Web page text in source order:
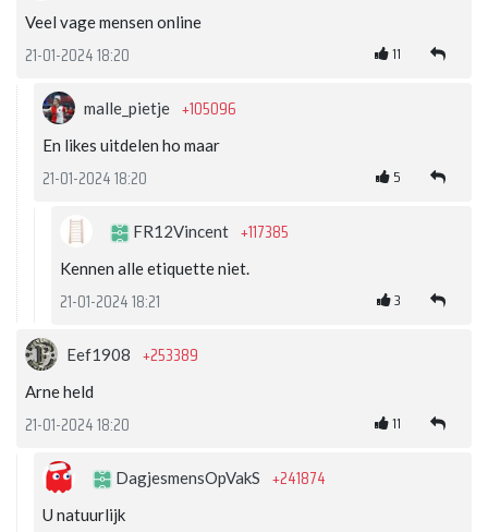
Veel vage mensen online
21-01-2024 18:20 11
malle_pietje +105096
En likes uitdelen ho maar
21-01-2024 18:20 5
FR12Vincent +117385
Kennen alle etiquette niet.
21-01-2024 18:21 3
Eef1908 +253389
Arne held
21-01-2024 18:20 11
DagjesmensOpVakS +241874
U natuurlijk